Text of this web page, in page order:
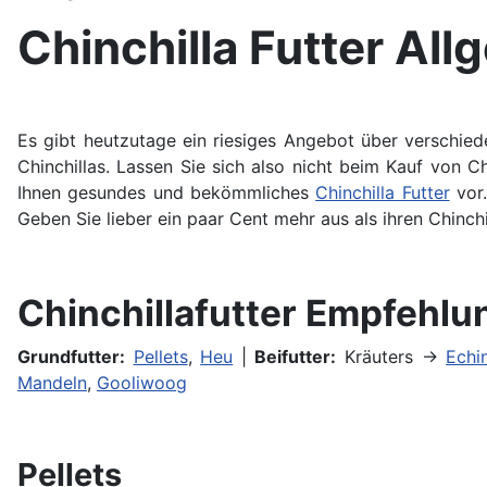
Chinchilla Futter
Es gibt heutzutage ein riesiges Angebot über
Chinchillas. Lassen Sie sich also nicht beim Kauf von
Ihnen gesundes und bekömmliches Chinchilla Futtervor.
Geben Sie lieber ein paar Cent mehr aus als ihren
Chinchillafutter
Grundfutter: Pellets, Heu Beifutter: Kräuters ->
Mandeln, Gooliwoog
Pellets